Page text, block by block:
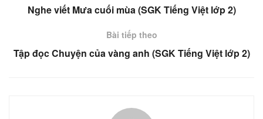
Nghe viết Mưa cuối mùa (SGK Tiếng Việt lớp 2)
Bài tiếp theo
Tập đọc Chuyện của vàng anh (SGK Tiếng Việt lớp 2)